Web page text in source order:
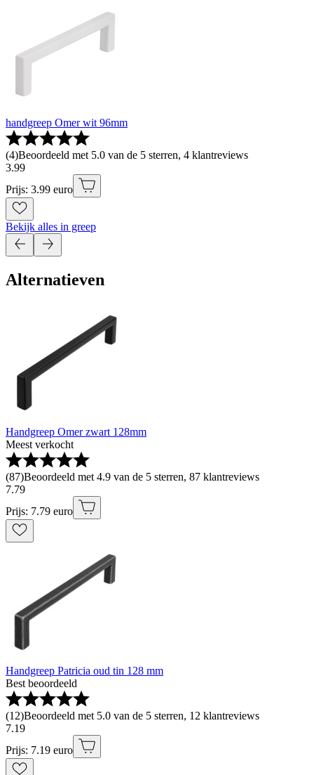
handgreep Omer wit 96mm
(4)Beoordeeld met 5.0 van de 5 sterren, 4 klantreviews
3.99
Prijs: 3.99 euro
Bekijk alles in greep
Alternatieven
Handgreep Omer zwart 128mm
Meest verkocht
(87)Beoordeeld met 4.9 van de 5 sterren, 87 klantreviews
7.79
Prijs: 7.79 euro
Handgreep Patricia oud tin 128 mm
Best beoordeeld
(12)Beoordeeld met 5.0 van de 5 sterren, 12 klantreviews
7.19
Prijs: 7.19 euro